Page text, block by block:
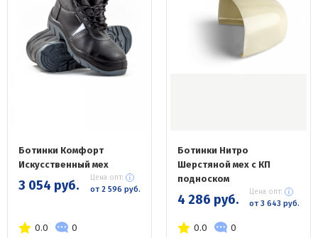
Ботинки Комфорт
Искусственный мех
3 054 руб. Цена опт:
от 2 596 руб.
0.0 0
Ботинки Нитро
Шерстяной мех с КП
подноском
4 286 руб. Цена опт:
от 3 643 руб.
0.0 0